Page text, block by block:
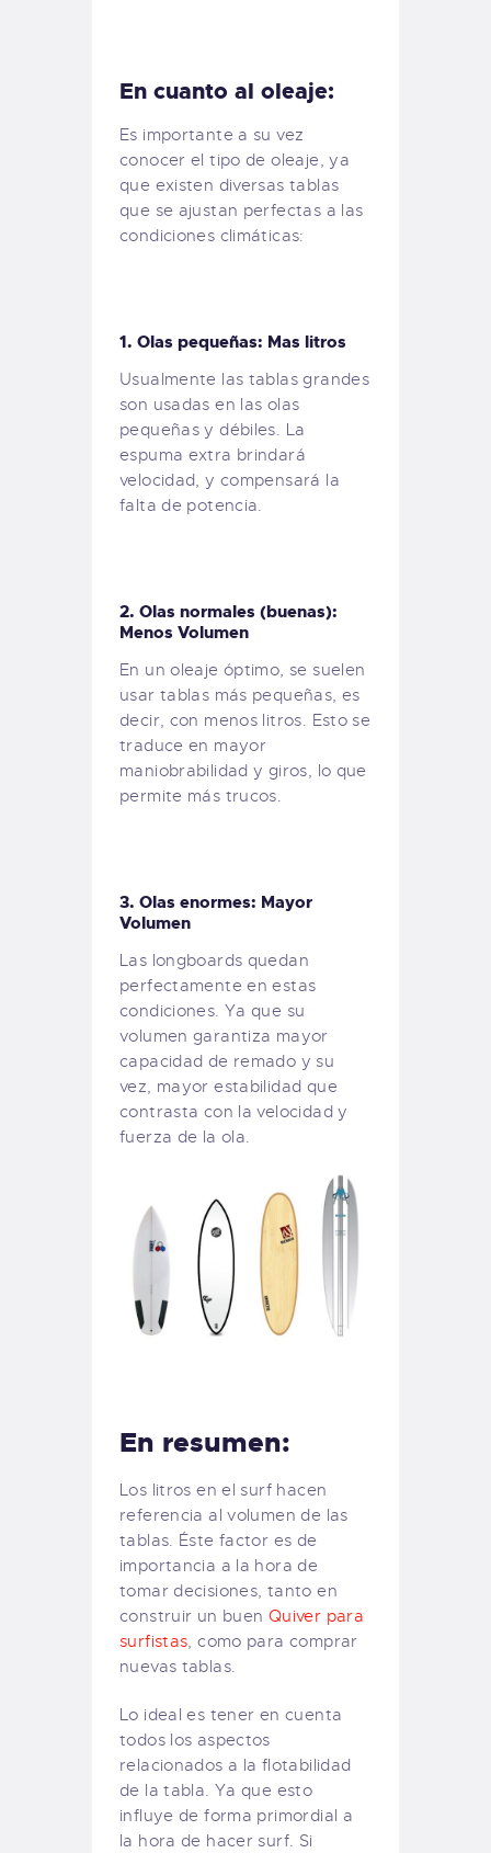
En cuanto al oleaje:
Es importante a su vez
conocer el tipo de oleaje, ya
que existen diversas tablas
que se ajustan perfectas a las
condiciones climáticas:
1. Olas pequeñas: Mas litros
Usualmente las tablas grandes
son usadas en las olas
pequeñas y débiles. La
espuma extra brindará
velocidad, y compensará la
falta de potencia.
2. Olas normales (buenas):
Menos Volumen
En un oleaje óptimo, se suelen
usar tablas más pequeñas, es
decir, con menos litros. Esto se
traduce en mayor
maniobrabilidad y giros, lo que
permite más trucos.
3. Olas enormes: Mayor
Volumen
Las longboards quedan
perfectamente en estas
condiciones. Ya que su
volumen garantiza mayor
capacidad de remado y su
vez, mayor estabilidad que
contrasta con la velocidad y
fuerza de la ola.
En resumen:
Los litros en el surf hacen
referencia al volumen de las
tablas. Éste factor es de
importancia a la hora de
tomar decisiones, tanto en
construir un buen Quiver para
surfistas, como para comprar
nuevas tablas.
Lo ideal es tener en cuenta
todos los aspectos
relacionados a la flotabilidad
de la tabla. Ya que esto
influye de forma primordial a
la hora de hacer surf. Si